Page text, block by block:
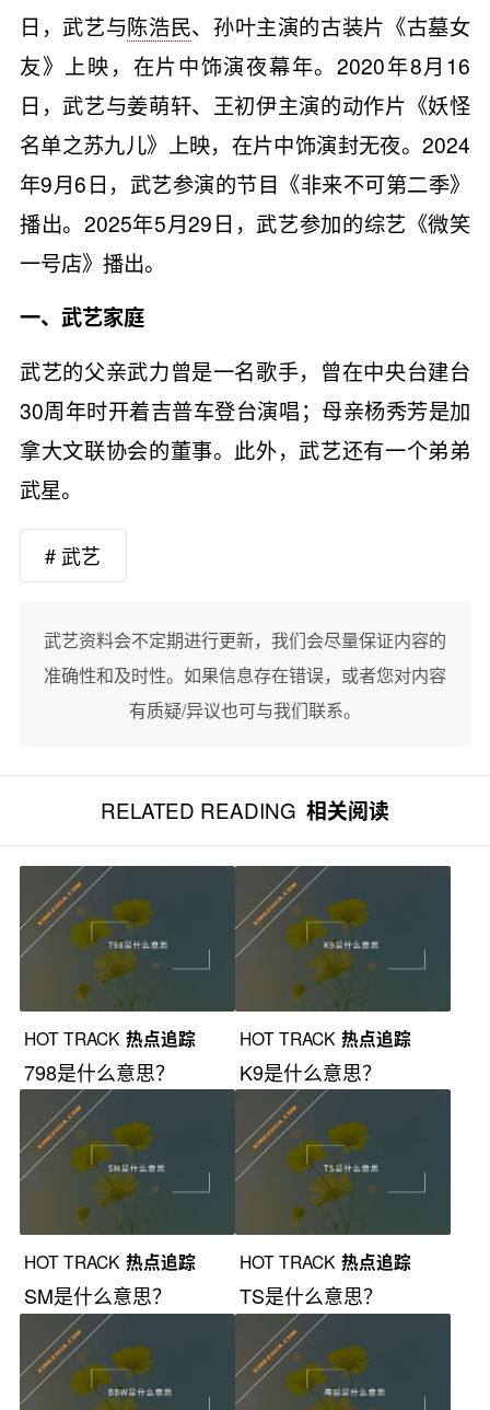
日，武艺与陈浩民、孙叶主演的古装片《古墓女
友》上映，在片中饰演夜幕年。2020年8月16
日，武艺与姜萌轩、王初伊主演的动作片《妖怪
名单之苏九儿》上映，在片中饰演封无夜。2024
年9月6日，武艺参演的节目《非来不可第二季》
播出。2025年5月29日，武艺参加的综艺《微笑
一号店》播出。
一、武艺家庭
武艺的父亲武力曾是一名歌手，曾在中央台建台
30周年时开着吉普车登台演唱；母亲杨秀芳是加
拿大文联协会的董事。此外，武艺还有一个弟弟
武星。
# 武艺
武艺资料会不定期进行更新，我们会尽量保证内容的
准确性和及时性。如果信息存在错误，或者您对内容
有质疑/异议也可与我们联系。
RELATED READING 相关阅读
HOT TRACK 热点追踪
798是什么意思？
HOT TRACK 热点追踪
K9是什么意思？
HOT TRACK 热点追踪
SM是什么意思？
HOT TRACK 热点追踪
TS是什么意思？